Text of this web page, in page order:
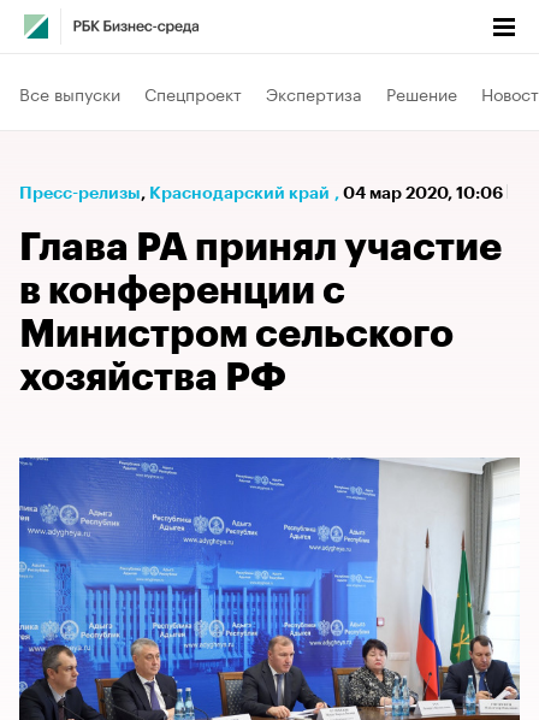
Все выпуски Спецпроект Экспертиза Решение
Пресс-релизы⁠, Краснодарский край , 04 мар 2020, 10:06
Глава РА принял участие
в конференции с
Министром сельского
хозяйства РФ